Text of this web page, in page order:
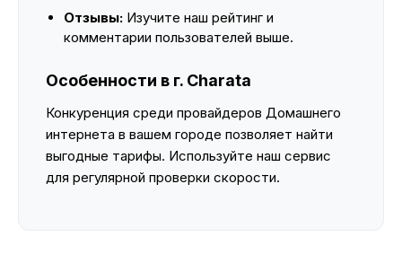
Отзывы: Изучите наш рейтинг и
комментарии пользователей выше.
Особенности в г. Charata
Конкуренция среди провайдеров Домашнего
интернета в вашем городе позволяет найти
выгодные тарифы. Используйте наш сервис
для регулярной проверки скорости.